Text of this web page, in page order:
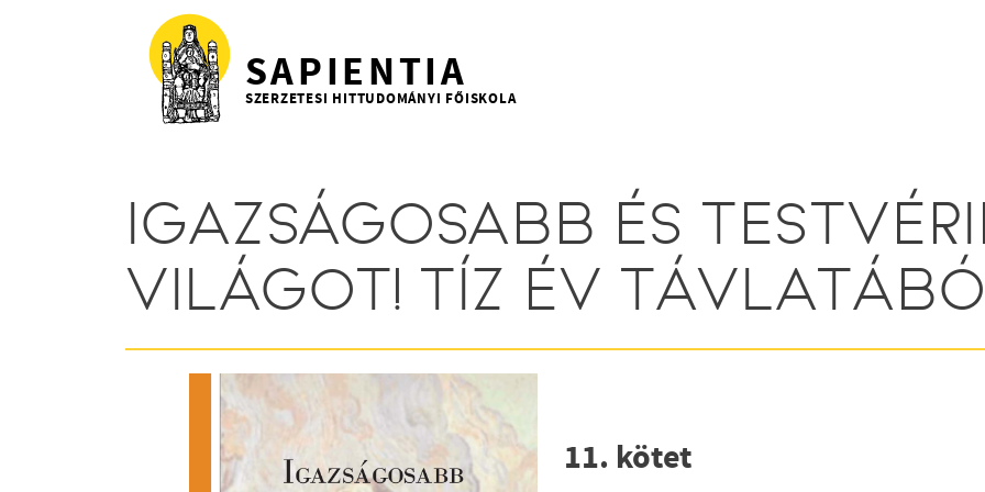
Ugrás a tartalomra
SAPIENTIA
SZERZETESI HITTUDOMÁNYI FŐISKOLA
IGAZSÁGOSABB ÉS
VILÁGOT! TÍZ ÉV
11. kötet